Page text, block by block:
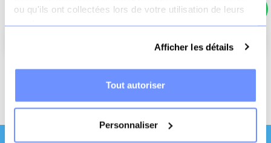
ou qu'ils ont collectées lors de votre utilisation de leurs
services.
Afficher les détails
Tout autoriser
Personnaliser
Total TTC 2290 €
Livraison offerte Paiement
sécurisé